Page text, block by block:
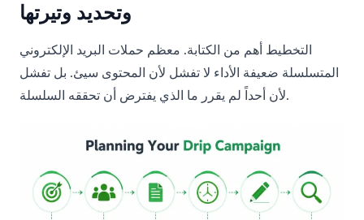
وتحديد وتيرتها
التخطيط أهم من الكتابة. معظم حملات البريد الإلكتروني
المتسلسلة ضعيفة الأداء لا تفشل لأن المحتوى سيئ. بل تفشل
لأن أحداً لم يقرر ما الذي يفترض أن تحققه السلسلة.